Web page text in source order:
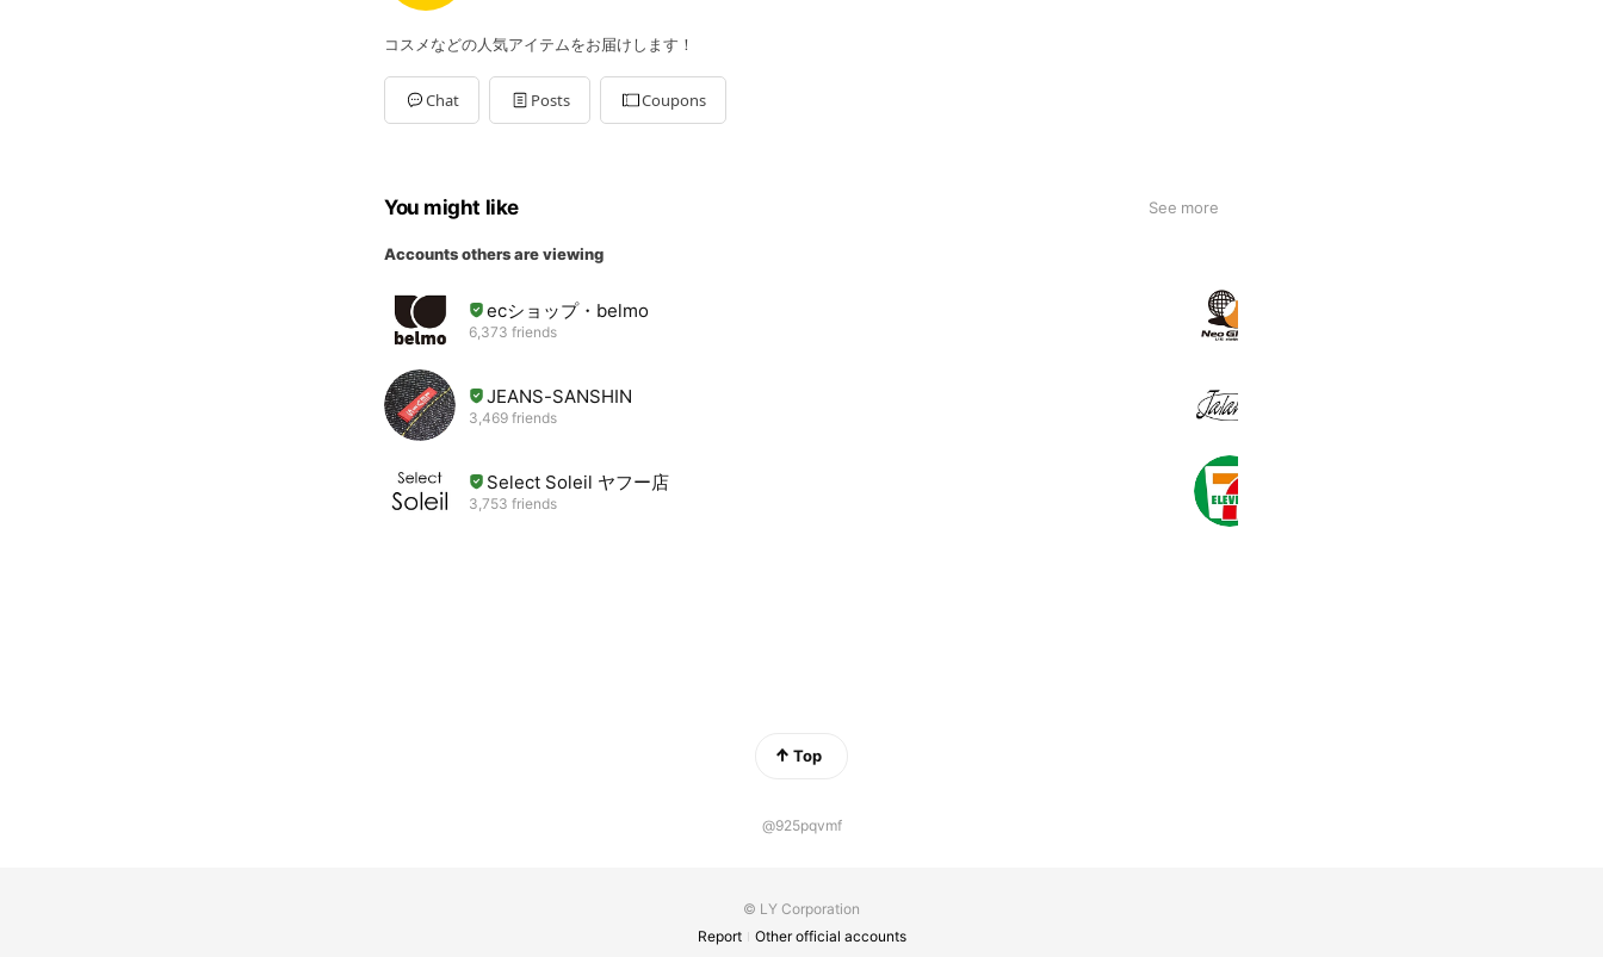
コスメなどの人気アイテムをお届けします！
Chat Posts Coupons
You might like See more
Accounts others are viewing
ecショップ・belmo
6,373 friends
JEANS-SANSHIN
3,469 friends
Select Soleil ヤフー店
3,753 friends
Top
@925pqvmf
© LY Corporation
Report
Other official accounts